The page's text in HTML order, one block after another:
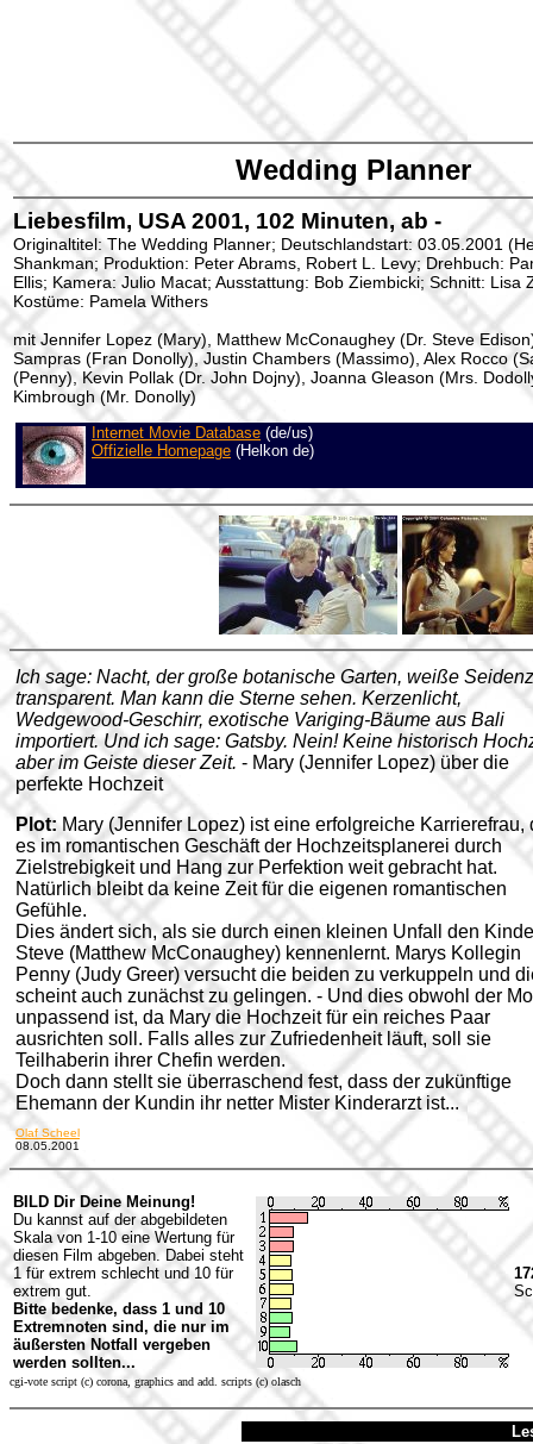
Wedding Planner
Liebesfilm, USA 2001, 102 Minuten, ab -
Originaltitel: The Wedding Planner; Deutschlandstart: 03.05.2001
Shankman; Produktion: Peter Abrams, Robert L. Levy; Drehbuch:
Ellis; Kamera: Julio Macat; Ausstattung: Bob Ziembicki; Schnitt: Lisa
Kostüme: Pamela Withers
mit Jennifer Lopez (Mary), Matthew McConaughey (Dr. Steve
Sampras (Fran Donolly), Justin Chambers (Massimo), Alex Rocco
(Penny), Kevin Pollak (Dr. John Dojny), Joanna Gleason (Mrs.
Kimbrough (Mr. Donolly)
Internet Movie Database (de/us)
Offizielle Homepage (Helkon de)
Ich sage: Nacht, der große botanische Garten, weiße
transparent. Man kann die Sterne sehen. Kerzenlicht,
Wedgewood-Geschirr, exotische Variging-Bäume aus Bali
importiert. Und ich sage: Gatsby. Nein! Keine historisch
aber im Geiste dieser Zeit. - Mary (Jennifer Lopez) über die
perfekte Hochzeit
Plot: Mary (Jennifer Lopez) ist eine erfolgreiche Karrierefrau,
es im romantischen Geschäft der Hochzeitsplanerei durch
Zielstrebigkeit und Hang zur Perfektion weit gebracht hat.
Natürlich bleibt da keine Zeit für die eigenen romantischen
Gefühle.
Dies ändert sich, als sie durch einen kleinen Unfall den
Steve (Matthew McConaughey) kennenlernt. Marys Kollegin
Penny (Judy Greer) versucht die beiden zu verkuppeln und
scheint auch zunächst zu gelingen. - Und dies obwohl der
unpassend ist, da Mary die Hochzeit für ein reiches Paar
ausrichten soll. Falls alles zur Zufriedenheit läuft, soll sie
Teilhaberin ihrer Chefin werden.
Doch dann stellt sie überraschend fest, dass der zukünftige
Ehemann der Kundin ihr netter Mister Kinderarzt ist...
Olaf Scheel
08.05.2001
BILD Dir Deine Meinung!
Du kannst auf der abgebildeten
Skala von 1-10 eine Wertung für
diesen Film abgeben. Dabei steht
1 für extrem schlecht und 10 für
extrem gut.
Bitte bedenke, dass 1 und 10
Extremnoten sind, die nur im
äußersten Notfall vergeben
werden sollten...
cgi-vote script (c) corona, graphics and add. scripts (c) olasch